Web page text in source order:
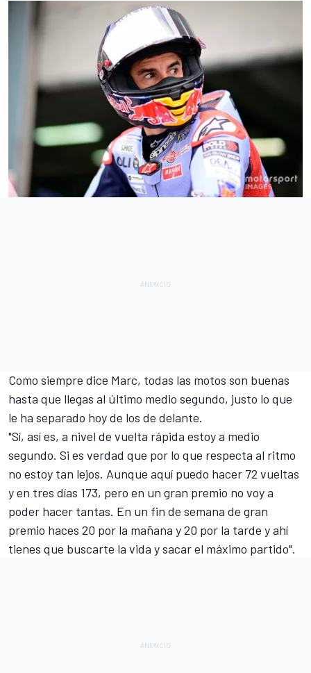
Como siempre dice Marc, todas las motos son buenas
hasta que llegas al último medio segundo, justo lo que
le ha separado hoy de los de delante.
"Sí, así es, a nivel de vuelta rápida estoy a medio
segundo. Si es verdad que por lo que respecta al ritmo
no estoy tan lejos. Aunque aquí puedo hacer 72 vueltas
y en tres días 173, pero en un gran premio no voy a
poder hacer tantas. En un fin de semana de gran
premio haces 20 por la mañana y 20 por la tarde y ahí
tienes que buscarte la vida y sacar el máximo partido".